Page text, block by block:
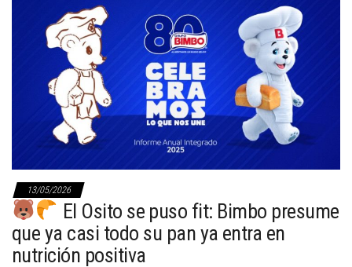
13/05/2026
El Osito se puso fit: Bimbo presume
que ya casi todo su pan ya entra en
nutrición positiva